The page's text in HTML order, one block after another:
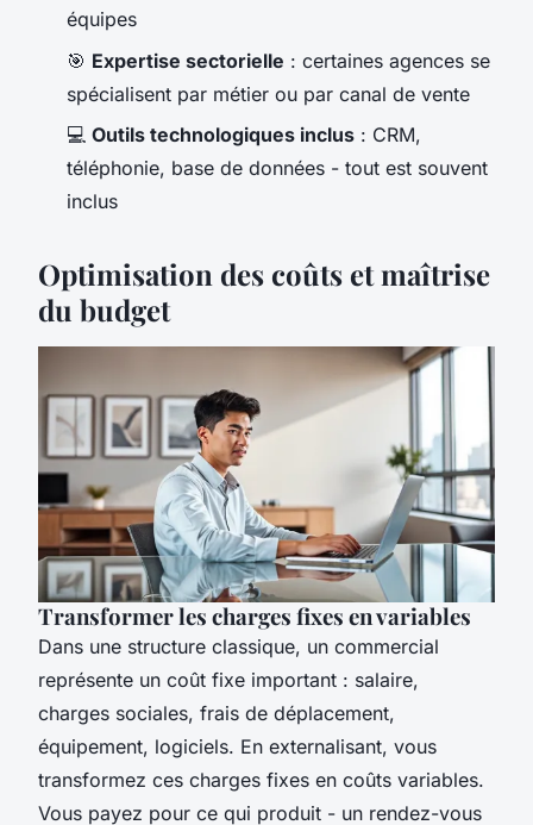
équipes
🎯 Expertise sectorielle : certaines agences se
spécialisent par métier ou par canal de vente
💻 Outils technologiques inclus : CRM,
téléphonie, base de données - tout est souvent
inclus
Optimisation des coûts et maîtrise
du budget
Transformer les charges fixes en variables
Dans une structure classique, un commercial
représente un coût fixe important : salaire,
charges sociales, frais de déplacement,
équipement, logiciels. En externalisant, vous
transformez ces charges fixes en coûts variables.
Vous payez pour ce qui produit - un rendez-vous